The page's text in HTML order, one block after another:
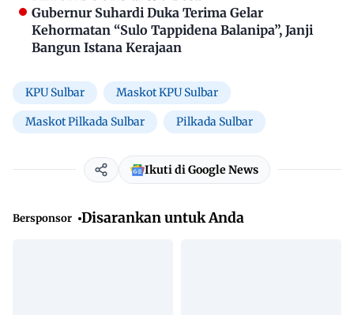
Gubernur Suhardi Duka Terima Gelar
Kehormatan “Sulo Tappidena Balanipa”, Janji
Bangun Istana Kerajaan
KPU Sulbar Maskot KPU Sulbar
Maskot Pilkada Sulbar Pilkada Sulbar
Ikuti di Google News
Bersponsor Disarankan untuk Anda